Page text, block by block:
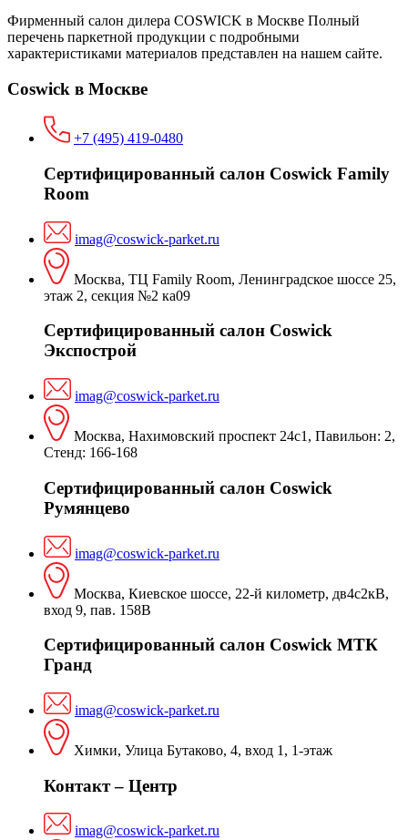
Фирменный салон дилера COSWICK в Москве Полный
перечень паркетной продукции с подробными
характеристиками материалов представлен на нашем сайте.
Coswick в Москве
+7 (495) 419-0480
Сертифицированный салон Coswick Family
Room
imag@coswick-parket.ru
Москва, ТЦ Family Room, Ленинградское шоссе 25,
этаж 2, секция №2 ка09
Сертифицированный салон Coswick
Экспострой
imag@coswick-parket.ru
Москва, Нахимовский проспект 24с1, Павильон: 2,
Стенд: 166-168
Сертифицированный салон Coswick
Румянцево
imag@coswick-parket.ru
Москва, Киевское шоссе, 22-й километр, дв4с2кВ,
вход 9, пав. 158В
Сертифицированный салон Coswick МТК
Гранд
imag@coswick-parket.ru
Химки, Улица Бутаково, 4, вход 1, 1-этаж
Контакт – Центр
imag@coswick-parket.ru